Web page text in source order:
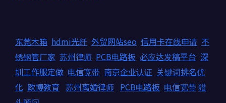
东莞木箱 hdmi光纤 外贸网站seo 信用卡在线申请 不
锈钢管厂家 苏州律师 PCB电路板 必应达发稿平台 深
圳工作服定做 电信宽带 南京企业认证 关键词排名优
化 欧博教育 苏州离婚律师 PCB电路板 电信宽带猎